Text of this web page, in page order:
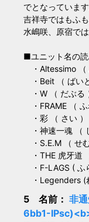
でとなっています
吉祥寺ではもふ
水嶋咲、原宿で
■ユニット名の読
・Altessimo （
・Beit （ ばいと
・W （ だぶる
・FRAME （ ふ
・彩 （ さい ）
・神速一魂 （
・S.E.M （ せむ
・THE 虎牙道
・F-LAGS ( ふ
・Legenders (
5 名前： 非
6bb1-